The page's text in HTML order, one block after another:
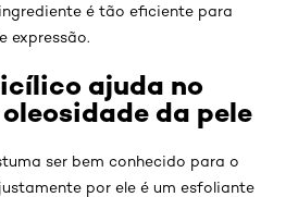
é tão eficiente para
expressão.
ajuda no
da pele
ser bem conhecido para o
por ele é um esfoliante